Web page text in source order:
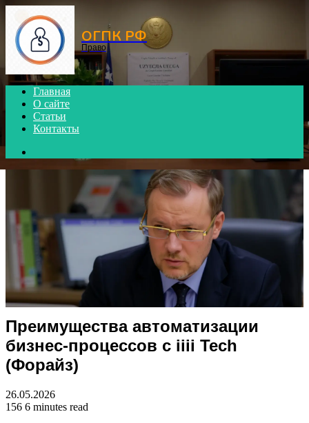
ОГПК РФ
Право
Главная
О сайте
Статьи
Контакты
Преимущества автоматизации
бизнес-процессов с iiii Tech
(Форайз)
26.05.2026
156 6 minutes read